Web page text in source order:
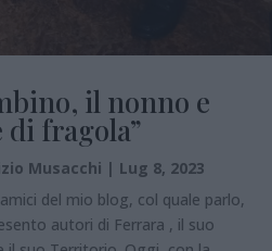
il nonno e
di fragola”
Musacchi | Lug 8, 2023
del mio blog, col quale parlo,
autori di Ferrara , il suo